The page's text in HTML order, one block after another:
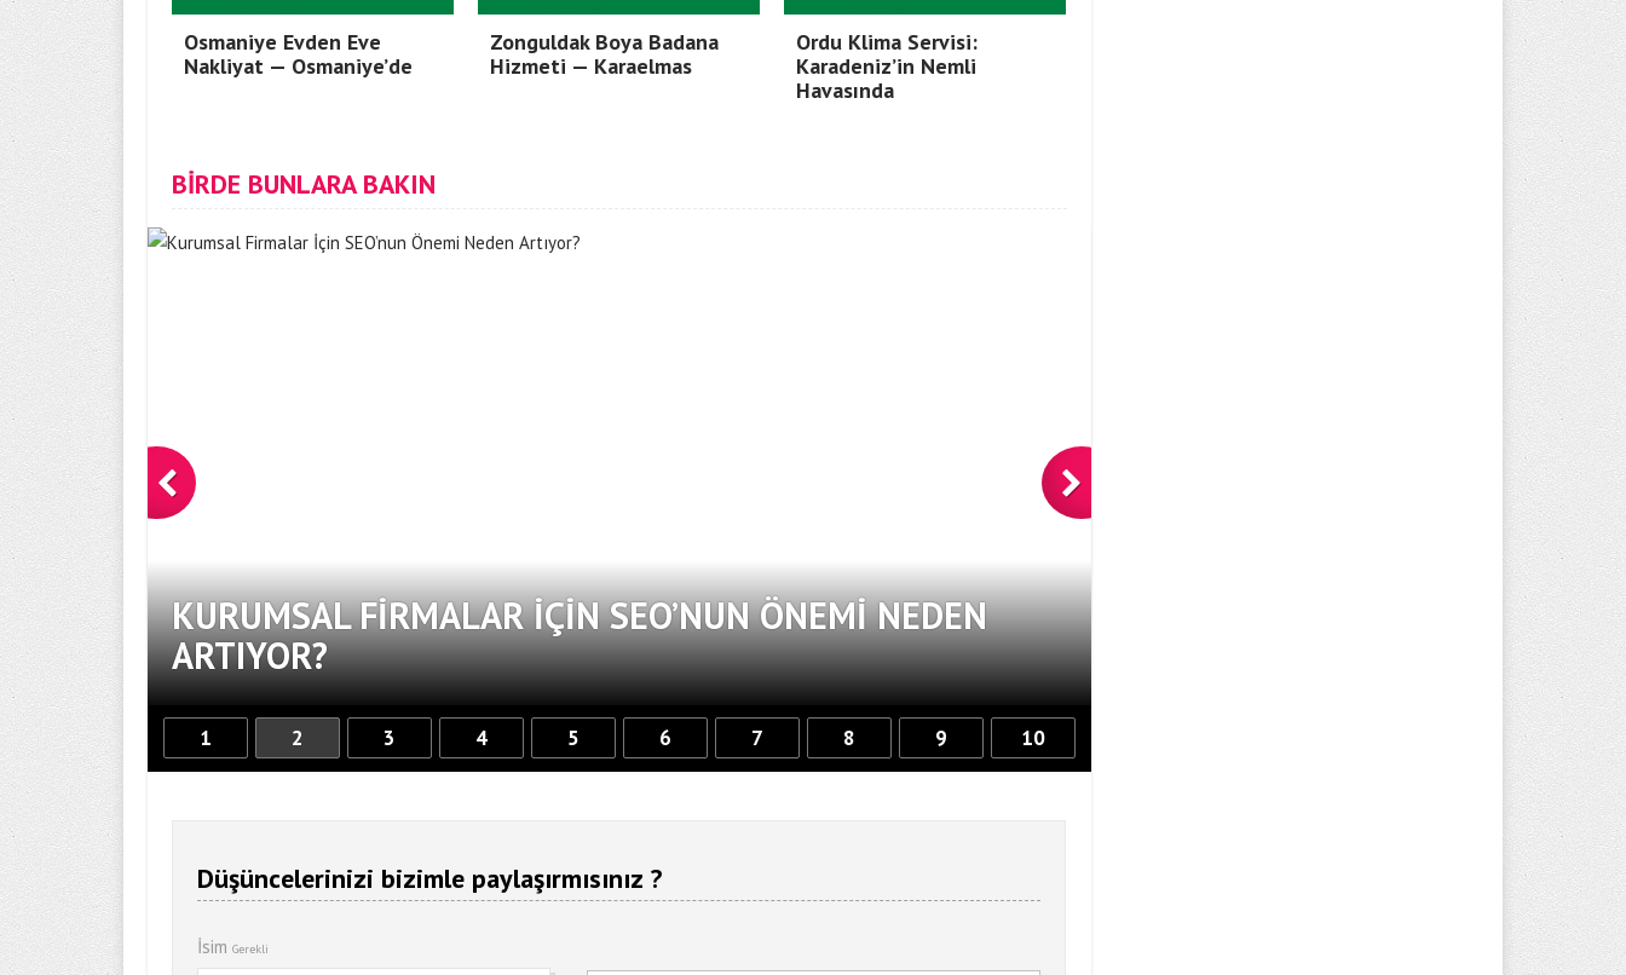
Osmaniye Evden Eve
Nakliyat — Osmaniye’de
Zonguldak Boya Badana
Hizmeti — Karaelmas
Ordu Klima Servisi:
Karadeniz’in Nemli
Havasında
BİRDE BUNLARA BAKIN
KURUMSAL FIRMALAR İÇIN SEO’NUN ÖNEMI NEDEN
ARTIYOR?
MC SERVER KIRALA
1 2 3 4 5 6 7 8 9 10
Düşüncelerinizi bizimle paylaşırmısınız ?
İsim Gerekli